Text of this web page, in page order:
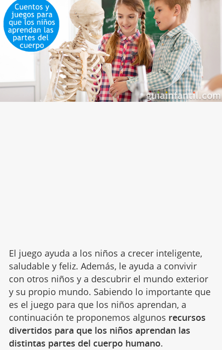
El juego ayuda a los niños a crecer inteligente,
saludable y feliz. Además, le ayuda a convivir
con otros niños y a descubrir el mundo exterior
y su propio mundo. Sabiendo lo importante que
es el juego para que los niños aprendan, a
continuación te proponemos algunos recursos
divertidos para que los niños aprendan las
distintas partes del cuerpo humano.